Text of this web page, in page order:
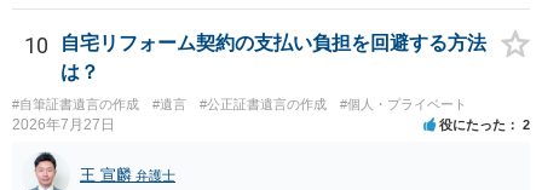
10
自宅リフォーム契約の支払い負担を回避する方法
は？
#自筆証書遺言の作成 #遺言 #公正証書遺言の作成 #個人・プライベート
2026年7月27日 役にたった 2
王 宣麟 弁護士